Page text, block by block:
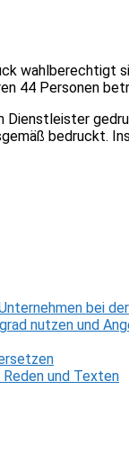
44 Personen
Dienstleister
bedruckt.
bei
nutzen und
und Texten